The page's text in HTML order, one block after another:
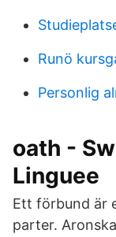
Runö
Personlig
oath -
Linguee
Ett förbund är
parter.